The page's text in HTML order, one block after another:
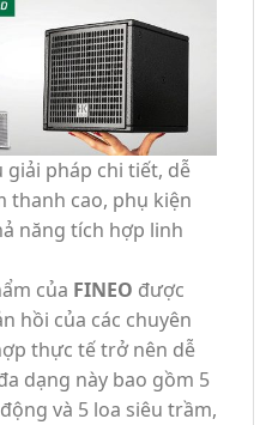
giải pháp chi tiết, dễ
thanh cao, phụ kiện
năng tích hợp linh
của FINEO được
hồi của các chuyên
thực tế trở nên dễ
dạng này bao gồm 5
và 5 loa siêu trầm,